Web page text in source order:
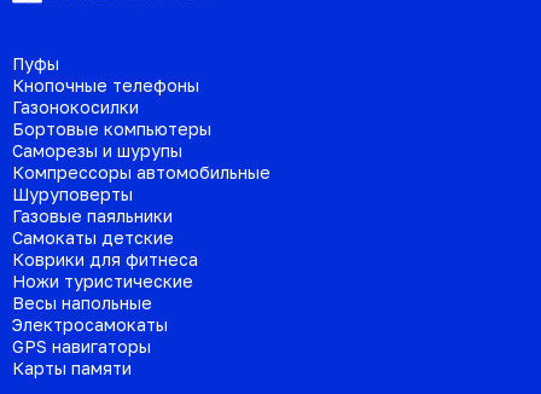
Пуфы
Кнопочные телефоны
Газонокосилки
Бортовые компьютеры
Саморезы и шурупы
Компрессоры автомобильные
Шуруповерты
Газовые паяльники
Самокаты детские
Коврики для фитнеса
Ножи туристические
Весы напольные
Электросамокаты
GPS навигаторы
Карты памяти